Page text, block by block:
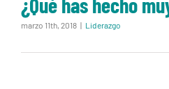
marzo 11th, 2018 | Liderazgo